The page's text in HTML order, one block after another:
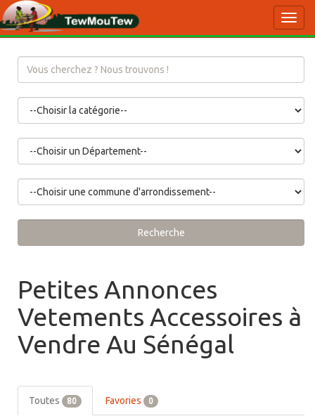
Recherche
Petites Annonces
Vetements Accessoires à
Vendre Au Sénégal
Toutes 80 Favories 0